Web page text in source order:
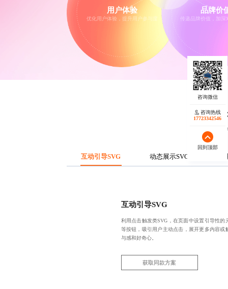
用户体验
优化用户体验，提升用户参与度
品牌价
传递品牌价值，加深
通过创
互动引导SVG 动态展示SVG
互动引导SVG
利用点击触发类SVG，在页面中设置引导性的
等按钮，吸引用户主动点击，展开更多内容或
与感和好奇心。
获取同款方案
咨询热线
17723342546
回到顶部